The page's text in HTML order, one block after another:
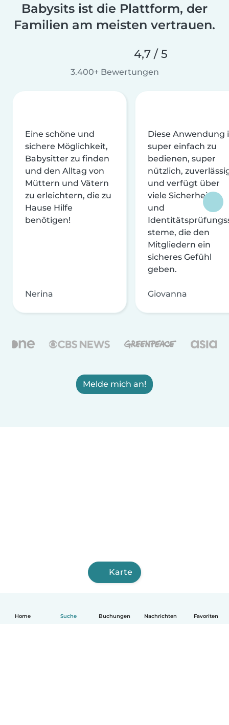
Home Suche Buchungen Nachrichten Favoriten
Babysits ist die Plattform, der
Familien am meisten vertrauen.
4,7 / 5
3.400+ Bewertungen
Eine schöne und
sichere Möglichkeit,
Babysitter zu finden
und den Alltag von
Müttern und Vätern
zu erleichtern, die zu
Hause Hilfe
benötigen!
Nerina
Diese Anwendung
super einfach zu
bedienen, super
nützlich,
und verfügt über
viele Sicherheits-
und
steme, die den
Mitgliedern ein
sicheres Gefühl
geben.
Giovanna
Melde mich an!
Karte